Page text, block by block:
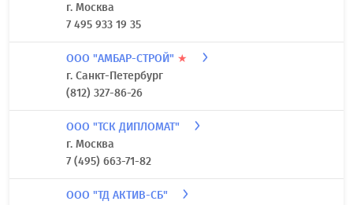
г. Москва
7 495 933 19 35
ООО "АМБАР-СТРОЙ" ★
г. Санкт-Петербург
(812) 327-86-26
ООО "ТСК ДИПЛОМАТ"
г. Москва
7 (495) 663-71-82
ООО "ТД АКТИВ-СБ"